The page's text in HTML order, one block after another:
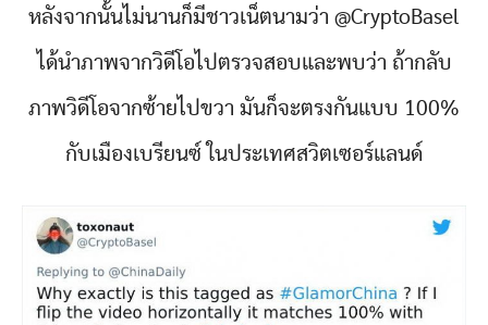
หลังจากนั้นไม่นานก็มีชาวเน็ตนามว่า @CryptoBasel
ได้นำภาพจากวิดีโอไปตรวจสอบและพบว่า ถ้ากลับ
ภาพวิดีโอจากซ้ายไปขวา มันก็จะตรงกันแบบ 100%
กับเมืองเบรียนซ์ ในประเทศสวิตเซอร์แลนด์